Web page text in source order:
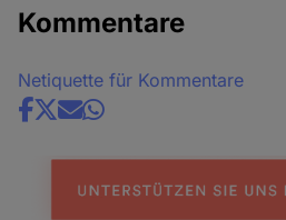
Kommentare
Netiquette für Kommentare
Share
news